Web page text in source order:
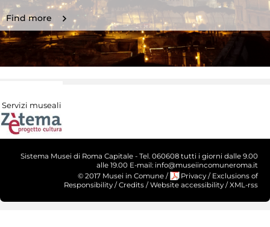
Find more
Servizi museali
Sistema Musei di Roma Capitale - Tel. 060608 tutti i giorni dalle 9.00
alle 19.00 E-mail: info@museiincomuneroma.it
© 2017 Musei in Comune / Privacy / Exclusions of
Responsibility / Credits / Website accessibility / XML-rss